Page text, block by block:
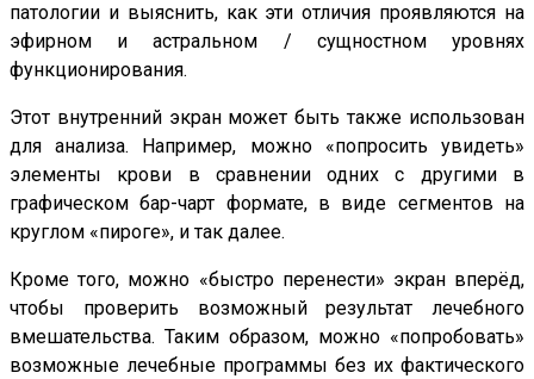
патологии и выяснить, как эти отличия проявляются на
эфирном и астральном / сущностном уровнях
функционирования.
Этот внутренний экран может быть также использован
для анализа. Например, можно «попросить увидеть»
элементы крови в сравнении одних с другими в
графическом бар-чарт формате, в виде сегментов на
круглом «пироге», и так далее.
Кроме того, можно «быстро перенести» экран вперёд,
чтобы проверить возможный результат лечебного
вмешательства. Таким образом, можно «попробовать»
возможные лечебные программы без их фактического